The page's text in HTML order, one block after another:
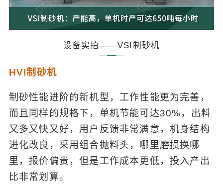
设备实拍——VSI制砂机
HVI制砂机
制砂性能进阶的新机型，工作性能更为完善，
而且同样的规格下，单机节能可达30%，出料
又多又快又好，用户反馈非常满意，机身结构
进化改良，采用组合抛料头，哪里磨损换哪
里，报价偏贵，但是工作成本更低，投入产出
比非常划算。